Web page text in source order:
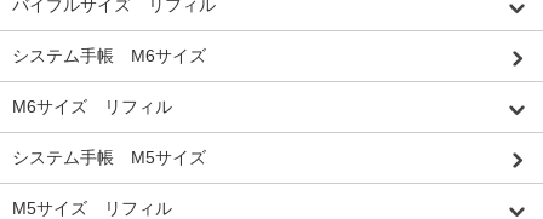
バイブルサイズ リフィル
システム手帳 M6サイズ
M6サイズ リフィル
システム手帳 M5サイズ
M5サイズ リフィル